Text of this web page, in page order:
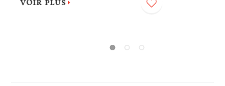
paix intérieure en Croatie, tout
et profiter de votre voyage.
VOIR PLUS